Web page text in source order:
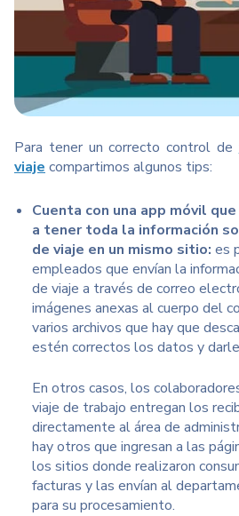
Para tener un correcto control de
viaje compartimos algunos tips:
Cuenta con una app móvil
a tener toda la información
de viaje en un mismo sitio: es
empleados que envían la
de viaje a través de correo
imágenes anexas al cuerpo del
varios archivos que hay que
estén correctos los datos y
En otros casos, los
viaje de trabajo entregan los
directamente al área de
hay otros que ingresan a las
los sitios donde realizaron
facturas y las envían al
para su procesamiento.